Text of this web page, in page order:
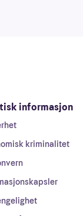
informasjon
kriminalitet